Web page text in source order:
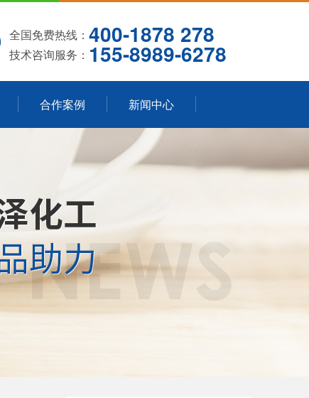
全国免费热线： 400-1878 278
技术咨询服务： 155-8989-6278
合作案例 新闻中心